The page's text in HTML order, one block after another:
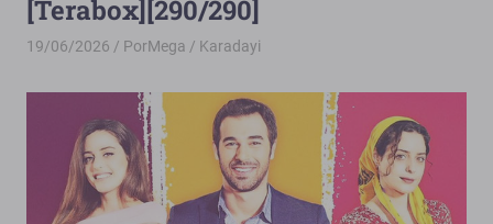
[Terabox][290/290]
19/06/2026 PorMega Karadayi